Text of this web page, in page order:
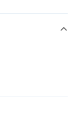
sûr pour une